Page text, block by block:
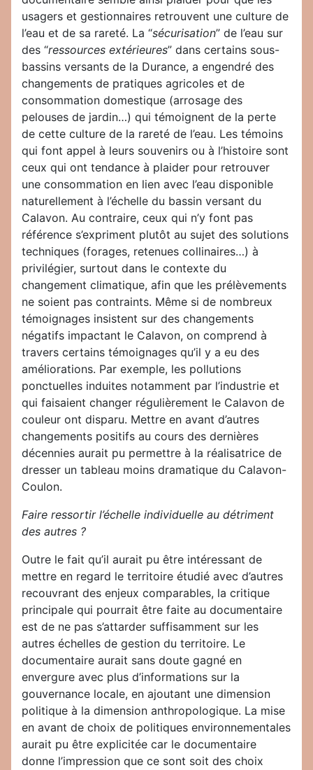
usagers et gestionnaires retrouvent une culture de
l’eau et de sa rareté. La “sécurisation” de l’eau sur
des “ressources extérieures” dans certains sous-
bassins versants de la Durance, a engendré des
changements de pratiques agricoles et de
consommation domestique (arrosage des
pelouses de jardin…) qui témoignent de la perte
de cette culture de la rareté de l’eau. Les témoins
qui font appel à leurs souvenirs ou à l’histoire sont
ceux qui ont tendance à plaider pour retrouver
une consommation en lien avec l’eau disponible
naturellement à l’échelle du bassin versant du
Calavon. Au contraire, ceux qui n’y font pas
référence s’expriment plutôt au sujet des solutions
techniques (forages, retenues collinaires…) à
privilégier, surtout dans le contexte du
changement climatique, afin que les prélèvements
ne soient pas contraints. Même si de nombreux
témoignages insistent sur des changements
négatifs impactant le Calavon, on comprend à
travers certains témoignages qu’il y a eu des
améliorations. Par exemple, les pollutions
ponctuelles induites notamment par l’industrie et
qui faisaient changer régulièrement le Calavon de
couleur ont disparu. Mettre en avant d’autres
changements positifs au cours des dernières
décennies aurait pu permettre à la réalisatrice de
dresser un tableau moins dramatique du Calavon-
Coulon.
Faire ressortir l’échelle individuelle au détriment
des autres ?
Outre le fait qu’il aurait pu être intéressant de
mettre en regard le territoire étudié avec d’autres
recouvrant des enjeux comparables, la critique
principale qui pourrait être faite au documentaire
est de ne pas s’attarder suffisamment sur les
autres échelles de gestion du territoire. Le
documentaire aurait sans doute gagné en
envergure avec plus d’informations sur la
gouvernance locale, en ajoutant une dimension
politique à la dimension anthropologique. La mise
en avant de choix de politiques environnementales
aurait pu être explicitée car le documentaire
donne l’impression que ce sont soit des choix